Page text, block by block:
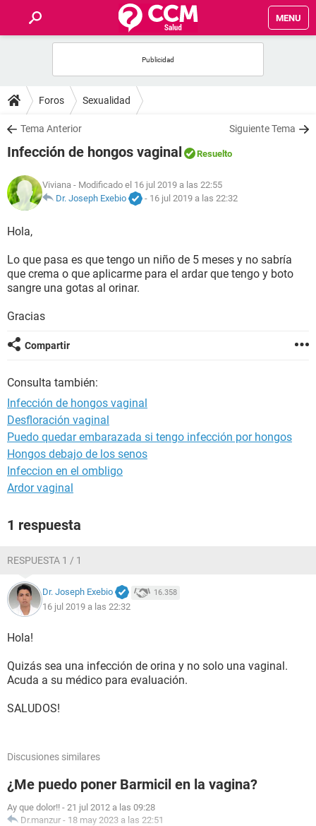
MENU
FOROS
SALUD
NUTRICIÓN
BIENESTAR
SEXUALIDAD
Foros Sexualidad
Tema Anterior Siguiente Tema
Infección de hongos vaginal Resuelto
Viviana - Modificado el 16 jul 2019 a las 22:55
Dr. Joseph Exebio
- 16 jul 2019 a las 22:32
Hola,
Lo que pasa es que tengo un niño de 5 meses y no sabría
que crema o que aplicarme para el ardar que tengo y boto
sangre una gotas al orinar.
Gracias
Compartir
Consulta también:
Infección de hongos vaginal
Desfloración vaginal
Puedo quedar embarazada si tengo infección por hongos
Hongos debajo de los senos
Infeccion en el ombligo
Ardor vaginal
1 respuesta
RESPUESTA 1 / 1
Dr. Joseph Exebio 16.358
16 jul 2019 a las 22:32
Hola!
Quizás sea una infección de orina y no solo una vaginal.
Acuda a su médico para evaluación.
SALUDOS!
Discusiones similares
¿Me puedo poner Barmicil en la vagina?
Ay que dolor!! - 21 jul 2012 a las 09:28
Dr.manzur - 18 may 2023 a las 22:51